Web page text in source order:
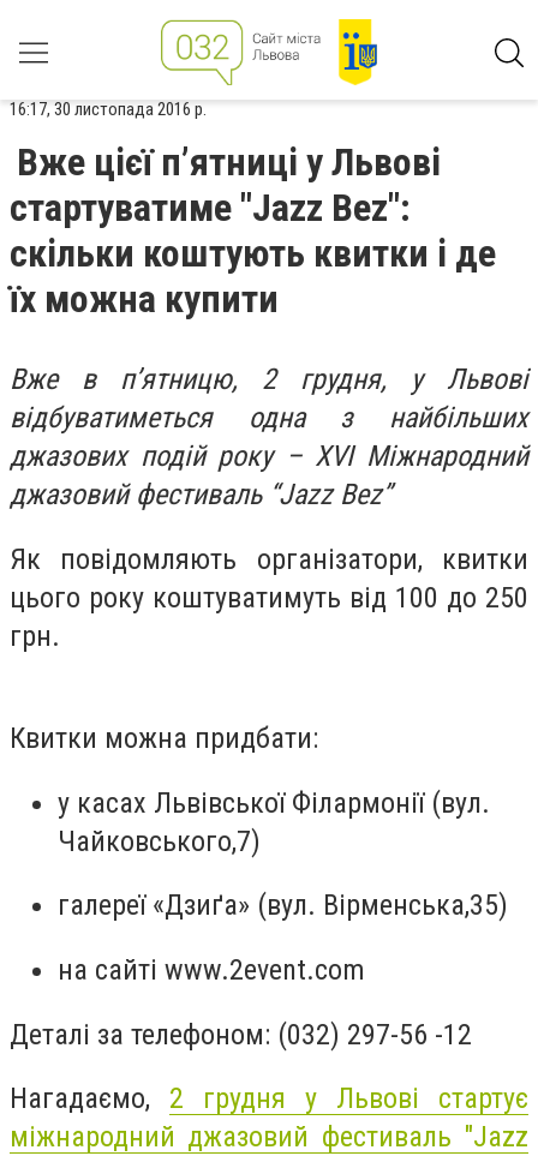
16:17, 30 листопада 2016 р.
Вже цієї п’ятниці у Львові
стартуватиме "Jazz Bez":
скільки коштують квитки і де
їх можна купити
Вже в п’ятницю, 2 грудня, у Львові
відбуватиметься одна з найбільших
джазових подій року – XVI Міжнародний
джазовий фестиваль “Jazz Bez”
Як повідомляють організатори, квитки
цього року коштуватимуть від 100 до 250
грн.
Квитки можна придбати:
у касах Львівської Філармонії (вул.
Чайковського,7)
галереї «Дзиґа» (вул. Вірменська,35)
на сайті www.2event.com
Деталі за телефоном: (032) 297-56 -12
Нагадаємо, 2 грудня у Львові стартує
міжнародний джазовий фестиваль "Jazz